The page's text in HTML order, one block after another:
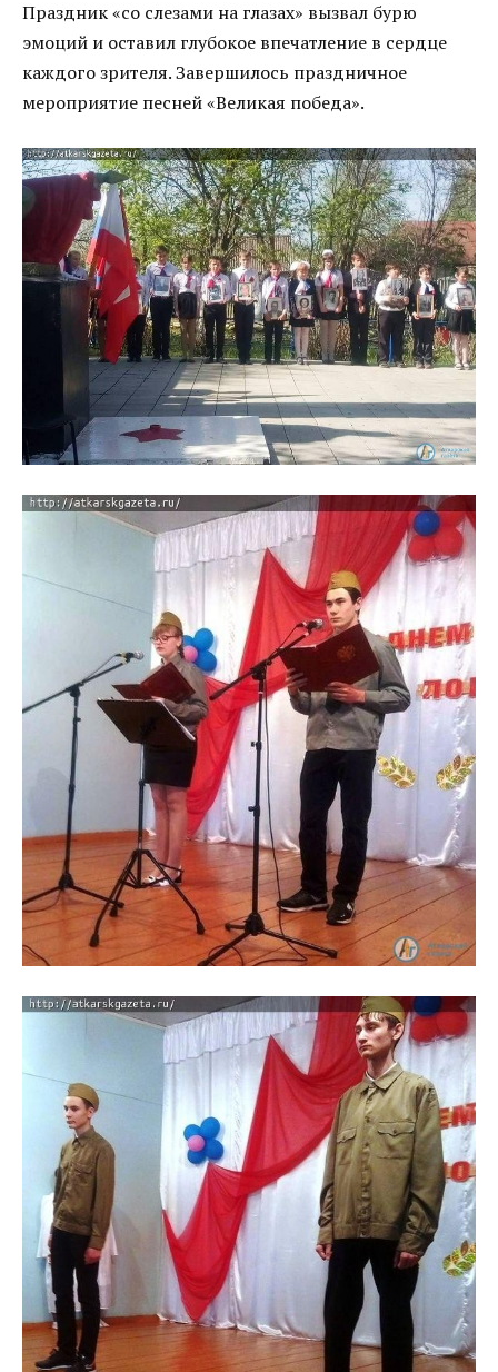
Праздник «со слезами на глазах» вызвал бурю
эмоций и оставил глубокое впечатление в сердце
каждого зрителя. Завершилось праздничное
мероприятие песней «Великая победа».